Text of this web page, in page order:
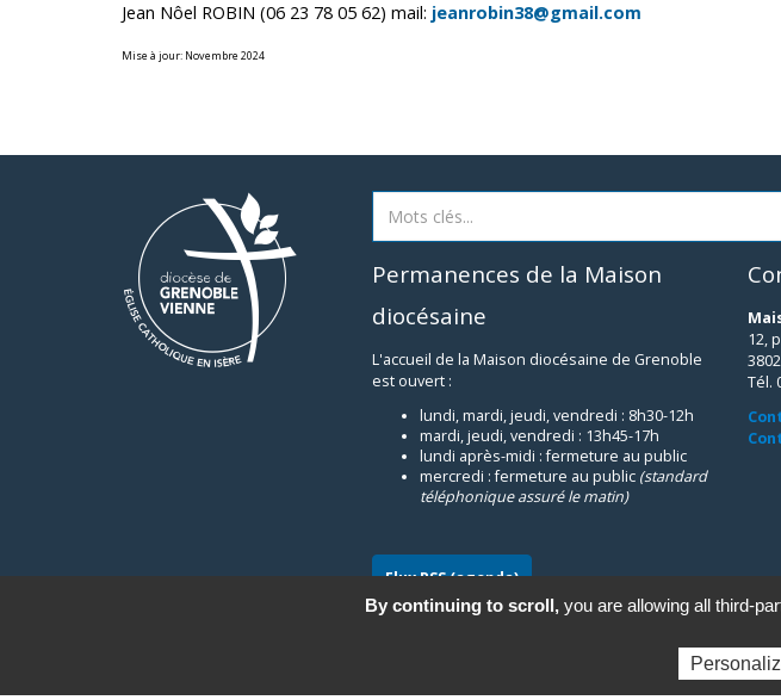
Jean Nôel ROBIN (06 23 78 05 62) mail: jeanrobin38@gmail.com
Mise à jour: Novembre 2024
Permanences de la Maison
diocésaine
L'accueil de la Maison diocésaine de Grenoble
est ouvert :
lundi, mardi, jeudi, vendredi : 8h30-12h
mardi, jeudi, vendredi : 13h45-17h
lundi après-midi : fermeture au public
mercredi : fermeture au public (standard
téléphonique assuré le matin)
Flux RSS (agenda)
12,
Tél.
By continuing to scroll,you are allowing all third-